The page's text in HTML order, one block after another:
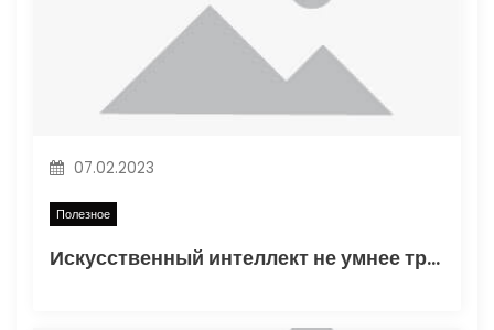
а
п
и
07.02.2023
Полезное
Искусственный интеллект не умнее трехлетнего ребенка